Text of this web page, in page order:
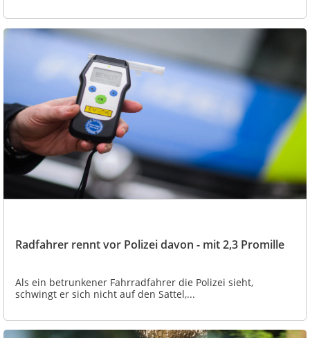
Radfahrer rennt vor Polizei davon - mit 2,3 Promille
Als ein betrunkener Fahrradfahrer die Polizei sieht,
schwingt er sich nicht auf den Sattel,...